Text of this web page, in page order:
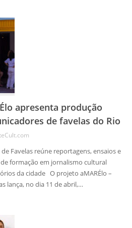
apresenta produção
de favelas do Rio
Favelas reúne reportagens, ensaios e
formação em jornalismo cultural
da cidade O projeto aMARÉlo –
lança, no dia 11 de abril,…